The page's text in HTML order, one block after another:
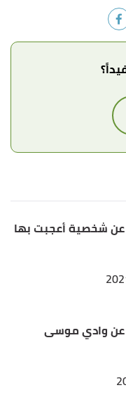
عن شخصية أعجبت بها
عن وادي موسى